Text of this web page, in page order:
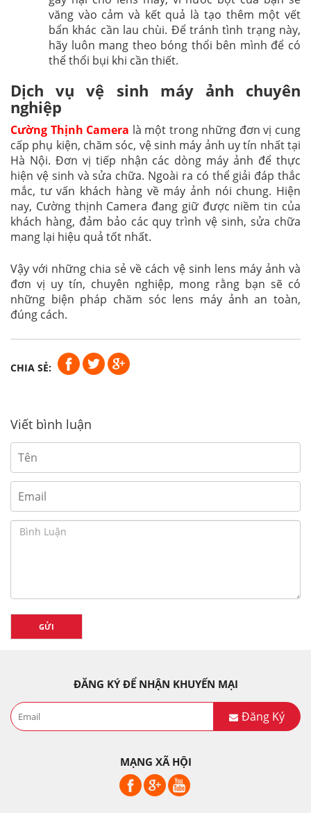
văng vào cảm và kết quả là tạo thêm một vết
bẩn khác cần lau chùi. Để tránh tình trạng này,
hãy luôn mang theo bóng thổi bên mình để có
thể thổi bụi khi cần thiết.
Dịch vụ vệ sinh máy ảnh chuyên
nghiệp
Cường Thịnh Camera là một trong những đơn vị cung
cấp phụ kiện, chăm sóc, vệ sinh máy ảnh uy tín nhất tại
Hà Nội. Đơn vị tiếp nhận các dòng máy ảnh để thực
hiện vệ sinh và sửa chữa. Ngoài ra có thể giải đáp thắc
mắc, tư vấn khách hàng về máy ảnh nói chung. Hiện
nay, Cường thịnh Camera đang giữ được niềm tin của
khách hàng, đảm bảo các quy trình vệ sinh, sửa chữa
mang lại hiệu quả tốt nhất.
Vậy với những chia sẻ về cách vệ sinh lens máy ảnh và
đơn vị uy tín, chuyên nghiệp, mong rằng bạn sẽ có
những biện pháp chăm sóc lens máy ảnh an toàn,
đúng cách.
CHIA SẺ:
Viết bình luận
GỬI
ĐĂNG KÝ ĐỂ NHẬN KHUYẾN MẠI
Đăng Ký
MẠNG XÃ HỘI